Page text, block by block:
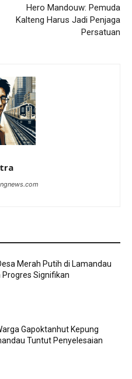
Hero Mandouw: Pemuda
Kalteng Harus Jadi Penjaga
Persatuan
Merah Putih di Lamandau
Progres Signifikan
Gapoktanhut Kepung
Tuntut Penyelesaian